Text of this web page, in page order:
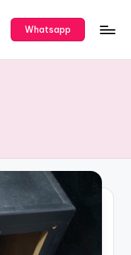
Whatsapp